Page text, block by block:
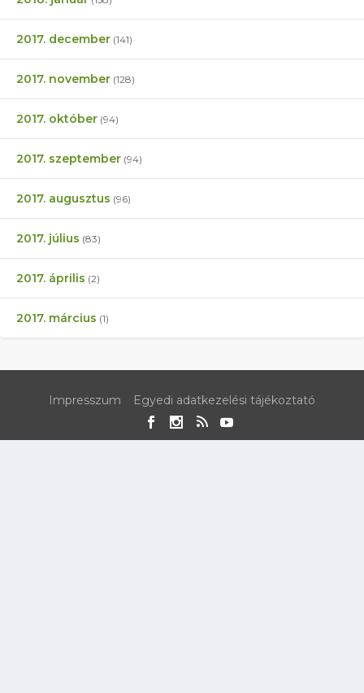
2017. december (141)
2017. november (128)
2017. október (94)
2017. szeptember (94)
2017. augusztus (96)
2017. július (83)
2017. április (2)
2017. március (1)
Impresszum Egyedi adatkezelési tájékoztató